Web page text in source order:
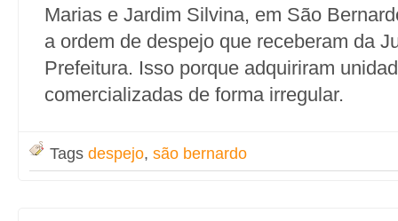
Marias e Jardim Silvina, em São
a ordem de despejo que receberam da
Prefeitura. Isso porque adquiriram
comercializadas de forma irregular.
Tags despejo, são bernardo